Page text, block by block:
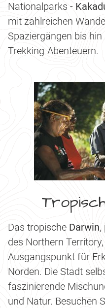
Nationalparks -
mit zahlreichen
Spaziergängen bis
Trekking-Abenteuern.
Das tropische Darwin,
des Northern
Ausgangspunkt für
Norden. Die Stadt
faszinierende
und Natur. Besuchen